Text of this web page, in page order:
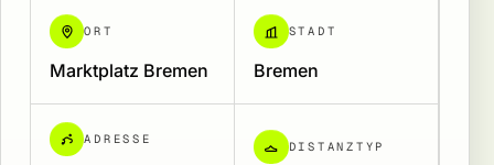
ORT
Marktplatz Bremen
STADT
Bremen
ADRESSE DISTANZTYP